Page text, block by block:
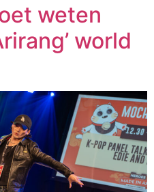
weten
world